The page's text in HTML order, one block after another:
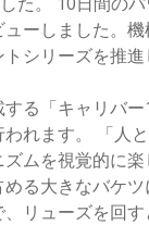
ーしました。
シリーズを推進
る「キャリバ
れます。 「人
ムを視覚的に
る大きなバケ
リューズを回